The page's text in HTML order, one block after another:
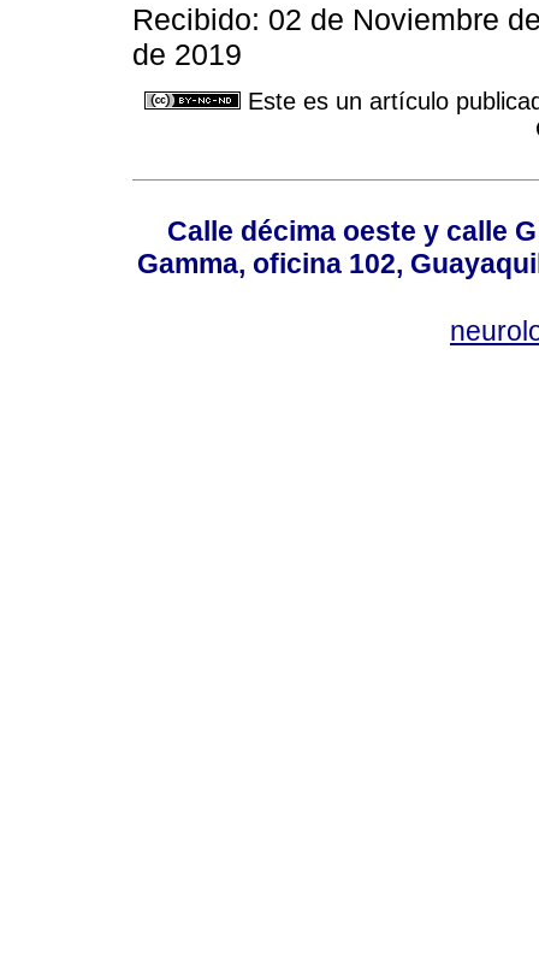
Recibido: 02 de Noviembre
de 2019
Este es un artículo
Calle décima oeste y calle
Gamma, oficina 102,